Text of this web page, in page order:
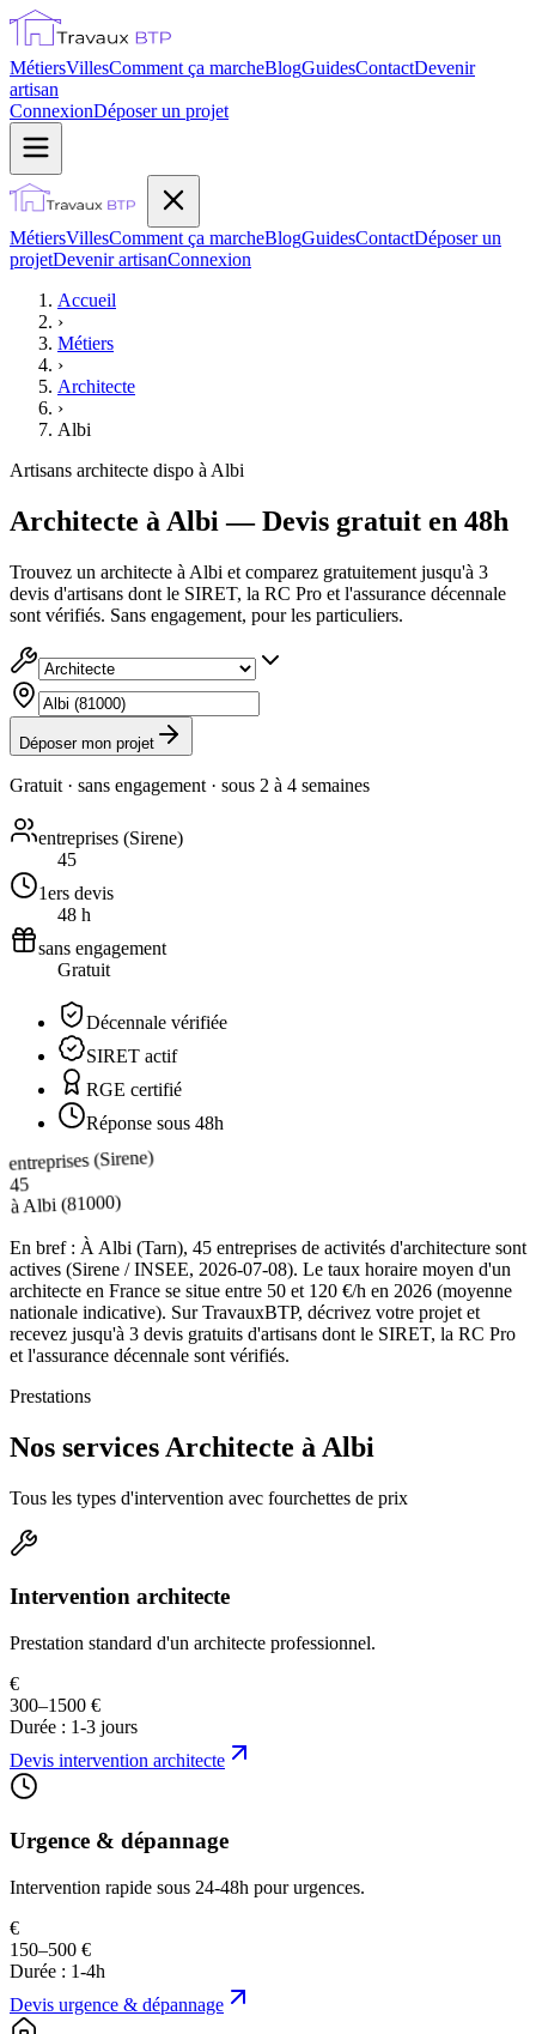
MétiersVillesComment ça marcheBlogGuidesContactDevenir
artisan
ConnexionDéposer un projet
MétiersVillesComment ça marcheBlogGuidesContactDéposer un
projetDevenir artisanConnexion
Accueil
›
Métiers
›
Architecte
›
Albi
Artisans architecte dispo à Albi
Architecte à Albi — Devis gratuit en 48h
Trouvez un architecte à Albi et comparez gratuitement jusqu'à 3
devis d'artisans dont le SIRET, la RC Pro et l'assurance décennale
sont vérifiés. Sans engagement, pour les particuliers.
Déposer mon projet
Gratuit · sans engagement · sous 2 à 4 semaines
entreprises (Sirene)
45
1ers devis
48 h
sans engagement
Gratuit
Décennale vérifiée
SIRET actif
RGE certifié
Réponse sous 48h
entreprises (Sirene)
45
àAlbi(81000)
En bref : À Albi (Tarn), 45 entreprises de activités d'architecture sont
actives (Sirene / INSEE, 2026-07-08). Le taux horaire moyen d'un
architecte en France se situe entre 50 et 120 €/h en 2026 (moyenne
nationale indicative). Sur TravauxBTP, décrivez votre projet et
recevez jusqu'à 3 devis gratuits d'artisans dont le SIRET, la RC Pro
et l'assurance décennale sont vérifiés.
Prestations
Nos services Architecte à Albi
Tous les types d'intervention avec fourchettes de prix
Intervention architecte
Prestation standard d'un architecte professionnel.
€
300–1500 €
Durée : 1-3 jours
Devis intervention architecte
Urgence & dépannage
Intervention rapide sous 24-48h pour urgences.
€
150–500 €
Durée : 1-4h
Devis urgence & dépannage